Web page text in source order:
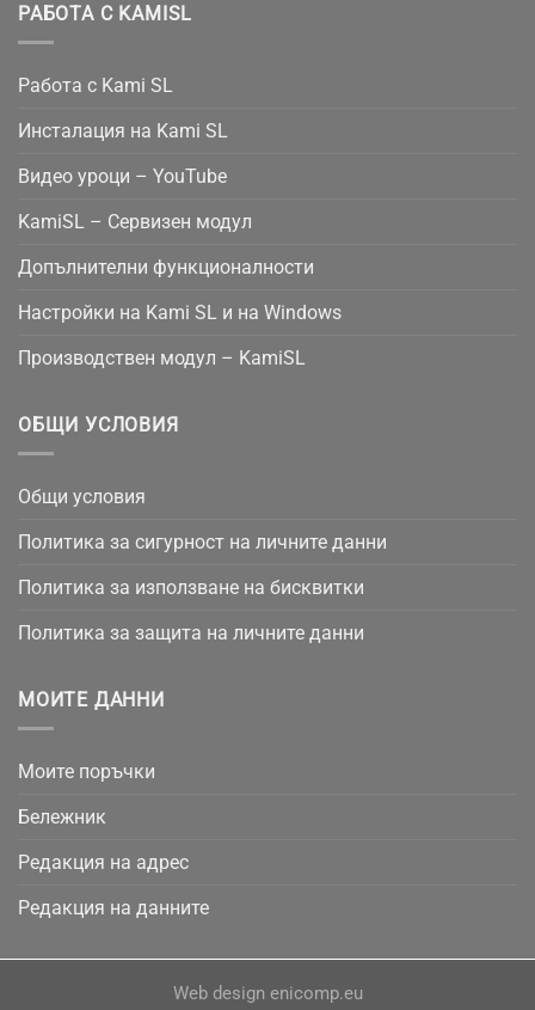
РАБОТА С KAMISL
Работа с Kami SL
Инсталация на Kami SL
Видео уроци – YouTube
KamiSL – Сервизен модул
Допълнителни функционалности
Настройки на Kami SL и на Windows
Производствен модул – KamiSL
ОБЩИ УСЛОВИЯ
Общи условия
Политика за сигурност на личните данни
Политика за използване на бисквитки
Политика за защита на личните данни
МОИТЕ ДАННИ
Моите поръчки
Бележник
Редакция на адрес
Редакция на данните
Web design enicomp.eu